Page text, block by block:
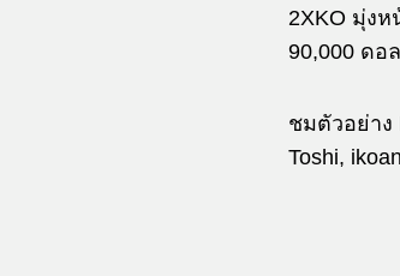
2XKO มุ่งห
90,000 ดอ
ชมตัวอย่าง
Toshi,